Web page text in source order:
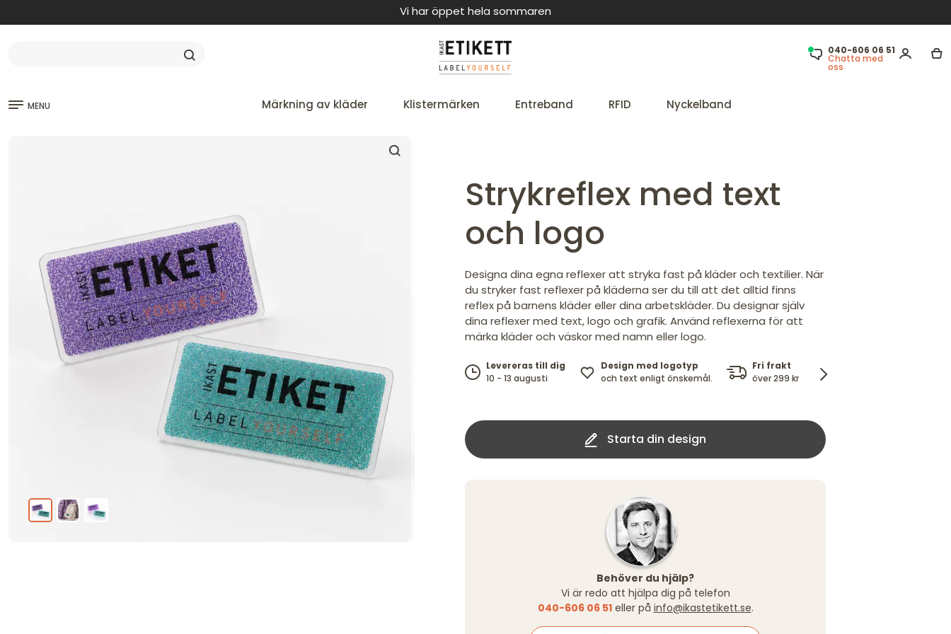
Vi har öppet hela sommaren
040-606 06 51
Chatta med
oss
MENU Märkning av kläder Klistermärken Entreband RFID Nyckelband
Strykreflex med text
och logo
Designa dina egna reflexer att stryka fast på kläder och textilier. När
du stryker fast reflexer på kläderna ser du till att det alltid finns
reflex på barnens kläder eller dina arbetskläder. Du designar själv
dina reflexer med text, logo och grafik. Använd reflexerna för att
märka kläder och väskor med namn eller logo.
Levereras till dig
10 - 13 augusti
Design med logotyp
och text enligt önskemål.
Fri frakt
över 299 kr
Starta din design
Behöver du hjälp?
Vi är redo att hjälpa dig på telefon
040-606 06 51eller på info@ikastetikett.se.